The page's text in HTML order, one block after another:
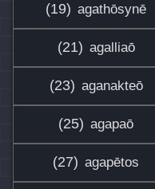
(19) agathōsynē
(21) agalliaō
(23) aganakteō
(25) agapaō
(27) agapētos